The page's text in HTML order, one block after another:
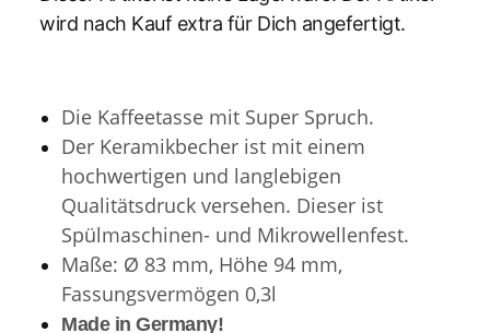
wird nach Kauf extra für Dich angefertigt.
Die Kaffeetasse mit Super Spruch.
Der Keramikbecher ist mit einem
hochwertigen und langlebigen
Qualitätsdruck versehen. Dieser ist
Spülmaschinen- und Mikrowellenfest.
Maße: Ø 83 mm, Höhe 94 mm,
Fassungsvermögen 0,3l
Made in Germany!